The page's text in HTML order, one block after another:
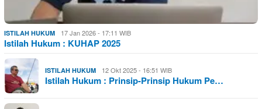
ISTILAH HUKUM 17 Jan 2026 - 17:11 WIB
Istilah Hukum : KUHAP 2025
ISTILAH HUKUM 12 Okt 2025 - 16:51 WIB
Istilah Hukum : Prinsip-Prinsip Hukum Pe…